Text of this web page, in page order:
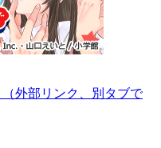
（外部リンク、別タブで